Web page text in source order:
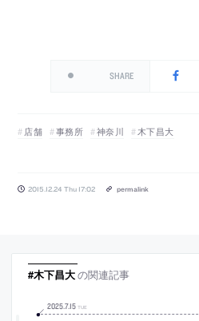
SHARE
店舗 事務所 神奈川 木下昌大
2015.12.24 Thu 17:02 permalink
#木下昌大の関連記事
2025.7.15 TUE